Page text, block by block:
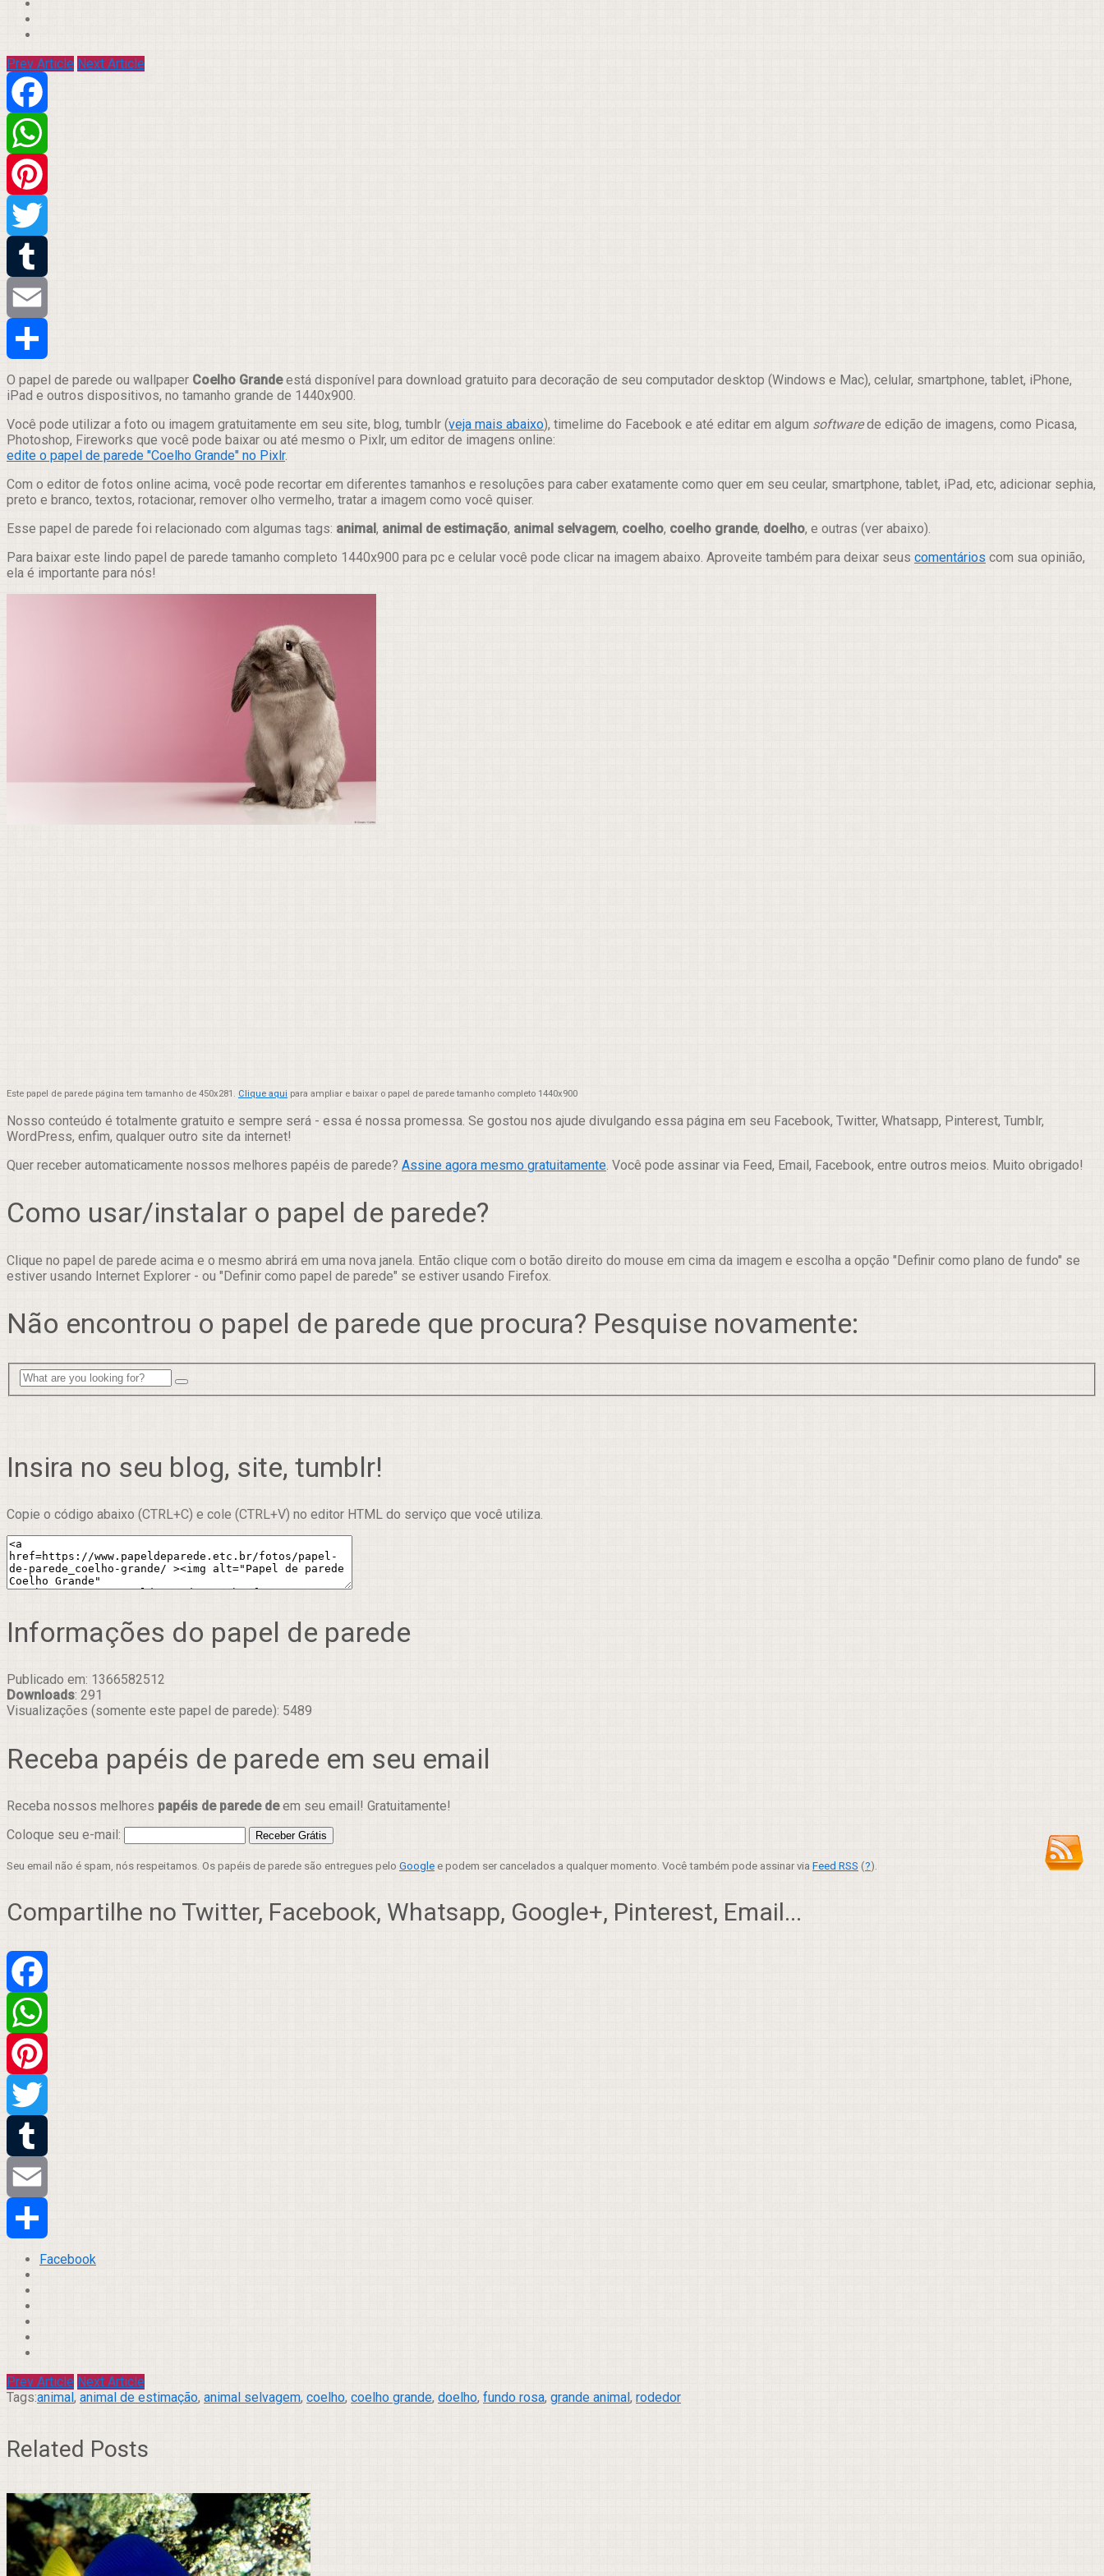
Prev Article Next Article
Facebook
WhatsApp
Pinterest
Twitter
Tumblr
Email
Compartilhar
O papel de parede ou wallpaper Coelho Grandeestá disponível para download gratuito para decoração de seu computador desktop (Windows e Mac), celular, smartphone, tablet, iPhone,
iPad e outros dispositivos, no tamanho grande de 1440x900.
Você pode utilizar a foto ou imagem gratuitamente em seu site, blog, tumblr (veja mais abaixo), timelime do Facebook e até editar em algum softwarede edição de imagens, como Picasa,
Photoshop, Fireworks que você pode baixar ou até mesmo o Pixlr, um editor de imagens online:
edite o papel de parede "Coelho Grande" no Pixlr.
Com o editor de fotos online acima, você pode recortar em diferentes tamanhos e resoluções para caber exatamente como quer em seu ceular, smartphone, tablet, iPad, etc, adicionar sephia,
preto e branco, textos, rotacionar, remover olho vermelho, tratar a imagem como você quiser.
Esse papel de parede foi relacionado com algumas tags: animal, animal de estimação, animal selvagem, coelho, coelho grande, doelho, e outras (ver abaixo).
Para baixar este lindo papel de parede tamanho completo 1440x900 para pc e celular você pode clicar na imagem abaixo. Aproveite também para deixar seus comentários com sua opinião,
ela é importante para nós!
Este papel de parede página tem tamanho de 450x281. Clique aqui para ampliar e baixar o papel de parede tamanho completo 1440x900
Nosso conteúdo é totalmente gratuito e sempre será - essa é nossa promessa. Se gostou nos ajude divulgando essa página em seu Facebook, Twitter, Whatsapp, Pinterest, Tumblr,
WordPress, enfim, qualquer outro site da internet!
Quer receber automaticamente nossos melhores papéis de parede? Assine agora mesmo gratuitamente. Você pode assinar via Feed, Email, Facebook, entre outros meios. Muito obrigado!
Como usar/instalar o papel de parede?
Clique no papel de parede acima e o mesmo abrirá em uma nova janela. Então clique com o botão direito do mouse em cima da imagem e escolha a opção "Definir como plano de fundo" se
estiver usando Internet Explorer - ou "Definir como papel de parede" se estiver usando Firefox.
Não encontrou o papel de parede que procura? Pesquise novamente:
Insira no seu blog, site, tumblr!
Copie o código abaixo (CTRL+C) e cole (CTRL+V) no editor HTML do serviço que você utiliza.
Informações do papel de parede
Publicado em: 1366582512
Downloads: 291
Visualizações (somente este papel de parede): 5489
Receba papéis de parede em seu email
Receba nossos melhores papéis de parede deem seu email! Gratuitamente!
Coloque seu e-mail:
Seu email não é spam, nós respeitamos. Os papéis de parede são entregues pelo Google e podem ser cancelados a qualquer momento. Você também pode assinar via Feed RSS (?).
Compartilhe no Twitter, Facebook, Whatsapp, Google+, Pinterest, Email...
Facebook
WhatsApp
Pinterest
Twitter
Tumblr
Email
Compartilhar
Facebook
Prev Article Next Article
Tags:animal, animal de estimação, animal selvagem, coelho, coelho grande, doelho, fundo rosa, grande animal, rodedor
Related Posts